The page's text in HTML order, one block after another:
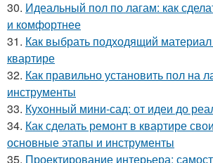
30. Идеальный пол по лагам: как
и комфортнее
31. Как выбрать подходящий
квартире
32. Как правильно установить пол на
инструменты
33. Кухонный мини-сад: от идеи до
34. Как сделать ремонт в квартире
основные этапы и инструменты
35. Проектирование интерьера: